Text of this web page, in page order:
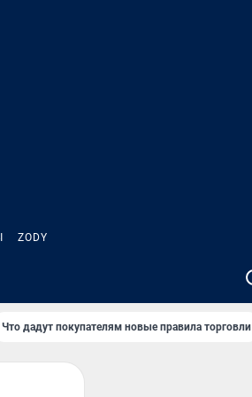
ZODY
Что дадут покупателям новые правила торговли